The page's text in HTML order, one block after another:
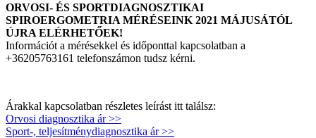
ORVOSI- ÉS SPORTDIAGNOSZTIKAI
SPIROERGOMETRIA MÉRÉSEINK 2021 MÁJUSÁTÓL
ÚJRA ELÉRHETŐEK!
Információt a mérésekkel és időponttal kapcsolatban a
+36205763161 telefonszámon tudsz kérni.
Árakkal kapcsolatban részletes leírást itt találsz:
Orvosi diagnosztika ár >>
Sport-, teljesítménydiagnosztika ár >>